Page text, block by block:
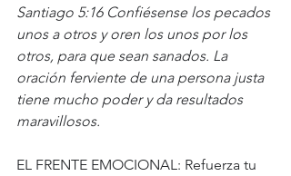
Santiago 5:16 Confiésense los pecados
unos a otros y oren los unos por los
otros, para que sean sanados. La
oración ferviente de una persona justa
tiene mucho poder y da resultados
maravillosos.
EL FRENTE EMOCIONAL: Refuerza tu